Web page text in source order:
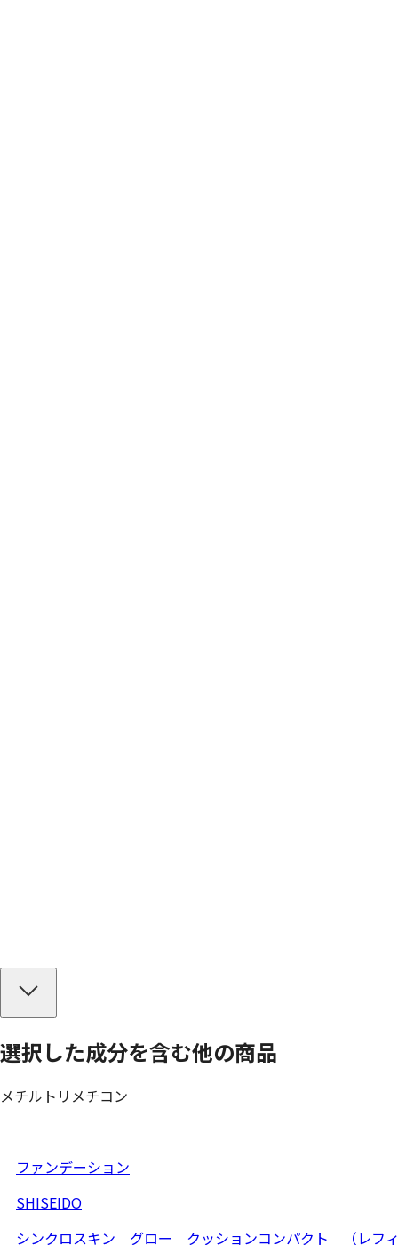
選択した成分を含む他の商品
メチルトリメチコン
ファンデーション
SHISEIDO
シンクロスキン グロー クッションコンパクト （レフ